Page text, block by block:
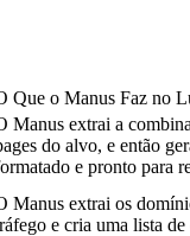
Que o Manus Faz no
Manus extrai a
do alvo, e então
e pronto para
Manus extrai os
e cria uma lista